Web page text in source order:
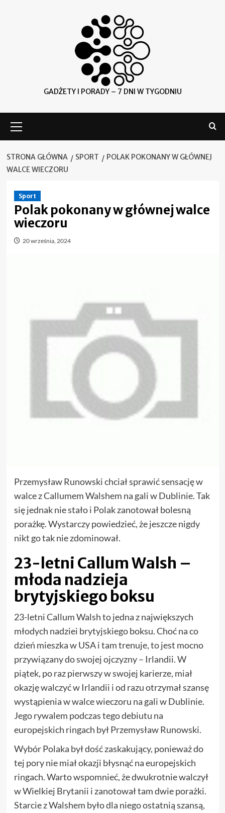
GADŻETY I PORADY – 7 DNI W TYGODNIU
główne
STRONA GŁÓWNA SPORT
POLAK POKONANY W GŁÓWNEJ
WALCE WIECZORU
Sport
Polak pokonany w głównej walce
wieczoru
20 września, 2024
Przemysław Runowski chciał sprawić sensację w
walce z Callumem Walshem na gali w Dublinie. Tak
się jednak nie stało i Polak zanotował bolesną
porażkę. Wystarczy powiedzieć, że jeszcze nigdy
nikt go tak nie zdominował.
23-letni Callum Walsh –
młoda nadzieja
brytyjskiego boksu
23-letni Callum Walsh to jedna z największych
młodych nadziei brytyjskiego boksu. Choć na co
dzień mieszka w USA i tam trenuje, to jest mocno
przywiązany do swojej ojczyzny – Irlandii. W
piątek, po raz pierwszy w swojej karierze, miał
okazję walczyć w Irlandii i od razu otrzymał szansę
wystąpienia w walce wieczoru na gali w Dublinie.
Jego rywalem podczas tego debiutu na
europejskich ringach był Przemysław Runowski.
Wybór Polaka był dość zaskakujący, ponieważ do
tej pory nie miał okazji błysnąć na europejskich
ringach. Warto wspomnieć, że dwukrotnie walczył
w Wielkiej Brytanii i zanotował tam dwie porażki.
Starcie z Walshem było dla niego ostatnią szansą,